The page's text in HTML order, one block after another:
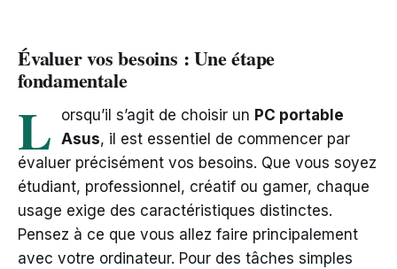
Évaluer vos besoins : Une étape
fondamentale
L orsqu’il s’agit de choisir un PC portable
Asus, il est essentiel de commencer par
évaluer précisément vos besoins. Que vous soyez
étudiant, professionnel, créatif ou gamer, chaque
usage exige des caractéristiques distinctes.
Pensez à ce que vous allez faire principalement
avec votre ordinateur. Pour des tâches simples